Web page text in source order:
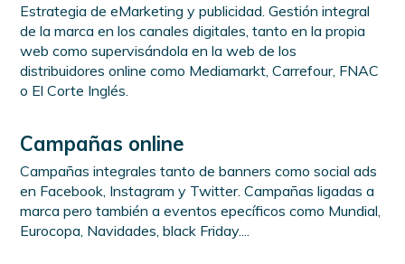
Estrategia de eMarketing y publicidad. Gestión integral
de la marca en los canales digitales, tanto en la propia
web como supervisándola en la web de los
distribuidores online como Mediamarkt, Carrefour, FNAC
o El Corte Inglés.
Campañas online
Campañas integrales tanto de banners como social ads
en Facebook, Instagram y Twitter. Campañas ligadas a
marca pero también a eventos epecíficos como Mundial,
Eurocopa, Navidades, black Friday....